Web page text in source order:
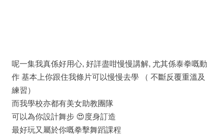
呢一集我真係好用心, 好詳盡咁慢慢講解, 尤其係泰拳嘅動
作 基本上你跟住我條片可以慢慢去學 （ 不斷反覆重溫及
練習）
而我學校亦都有美女助教團隊
可以為你設計舞步 😍度身訂造
最好玩又屬於你嘅拳擊舞蹈課程